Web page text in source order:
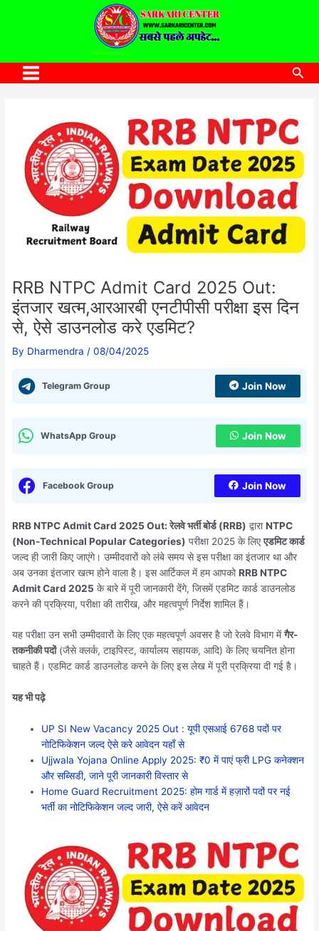
SARKARI CENTER
www.sarkaricenter.com
Main
RRB NTPC Admit Card 2025 Out:
इंतजार खत्म,आरआरबी एनटीपीसी परीक्षा इस दिन
से, ऐसे डाउनलोड करे एडमिट?
By Dharmendra /08/04/2025
Telegram Group Join Now
WhatsApp Group Join Now
Facebook Group Join Now
RRB NTPC Admit Card 2025 Out:रेलवे भर्ती बोर्ड (RRB) द्वाराNTPC
(Non-Technical Popular Categories) परीक्षा 2025 के लिएएडमिट कार्ड
जल्द ही जारी किए जाएंगे। उम्मीदवारों को लंबे समय से इस परीक्षा का इंतजार था और
अब उनका इंतजार खत्म होने वाला है। इस आर्टिकल में हम आपकोRRB NTPC
Admit Card 2025 के बारे में पूरी जानकारी देंगे, जिसमें एडमिट कार्ड डाउनलोड
करने की प्रक्रिया, परीक्षा की तारीख, और महत्वपूर्ण निर्देश शामिल हैं।
यह परीक्षा उन सभी उम्मीदवारों के लिए एक महत्वपूर्ण अवसर है जो रेलवे विभाग मेंगैर-
तकनीकी पदों(जैसे क्लर्क, टाइपिस्ट, कार्यालय सहायक, आदि) के लिए चयनित होना
चाहते हैं। एडमिट कार्ड डाउनलोड करने के लिए इस लेख में पूरी प्रक्रिया दी गई है।
यह भी पढ़े
UP SI New Vacancy 2025 Out : यूपी एसआई 6768 पदों पर
नोटिफिकेशन जल्द ऐसे करे आवेदन यहाँ से
Ujjwala Yojana Online Apply 2025: ₹0 में पाएं फ्री LPG कनेक्शन
और सब्सिडी, जाने पूरी जानकारी विस्तार से
Home Guard Recruitment 2025: होम गार्ड में हज़ारों पदों पर नई
भर्ती का नोटिफिकेशन जल्द जारी, ऐसे करें आवेदन